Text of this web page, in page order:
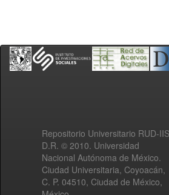
Repositorio Universitario RUD-IIS
D.R. © 2010. Universidad
Nacional Autónoma de México.
Ciudad Universitaria, Coyoacán,
C. P. 04510, Ciudad de México,